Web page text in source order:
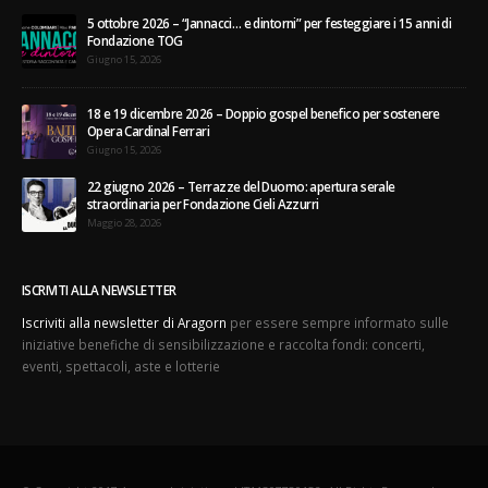
5 ottobre 2026 – “Jannacci… e dintorni” per festeggiare i 15 anni di
Fondazione TOG
Giugno 15, 2026
18 e 19 dicembre 2026 – Doppio gospel benefico per sostenere
Opera Cardinal Ferrari
Giugno 15, 2026
22 giugno 2026 – Terrazze del Duomo: apertura serale
straordinaria per Fondazione Cieli Azzurri
Maggio 28, 2026
ISCRIVITI ALLA NEWSLETTER
Iscriviti alla newsletter di Aragorn per essere sempre informato sulle
iniziative benefiche di sensibilizzazione e raccolta fondi: concerti,
eventi, spettacoli, aste e lotterie